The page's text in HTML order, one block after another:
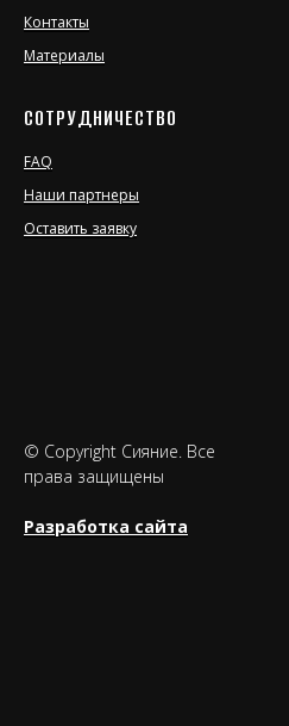
Контакты
Материалы
СОТРУДНИЧЕСТВО
FAQ
Наши партнеры
Оставить заявку
© Copyright Сияние. Все
права защищены
Разработка сайта